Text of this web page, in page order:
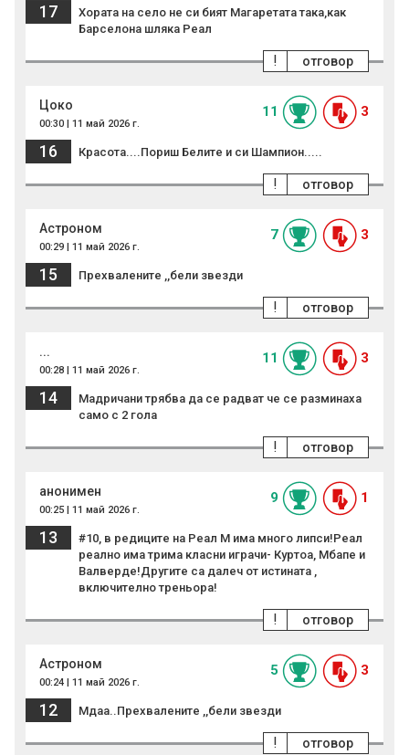
17
Хората на село не си бият Магаретата така,как
Барселона шляка Реал
отговор
!
Цоко
00:30 | 11 май 2026 г.
11 3
16 Красота....Пориш Белите и си Шампион.....
отговор
!
Астроном
00:29 | 11 май 2026 г.
7 3
15 Прехвалените ,,бели звезди
отговор
!
...
00:28 | 11 май 2026 г.
11 3
14
Мадричани трябва да се радват че се разминаха
само с 2 гола
отговор
!
анонимен
00:25 | 11 май 2026 г.
9 1
13
#10, в редиците на Реал М има много липси!Реал
реално има трима класни играчи- Куртоа, Мбапе и
Валверде!Другите са далеч от истината ,
включително треньора!
отговор
!
Астроном
00:24 | 11 май 2026 г.
5 3
12 Мдаа..Прехвалените ,,бели звезди
отговор
!